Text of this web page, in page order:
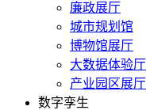
廉政展厅
城市规划馆
博物馆展厅
大数据体验厅
产业园区展厅
数字孪生